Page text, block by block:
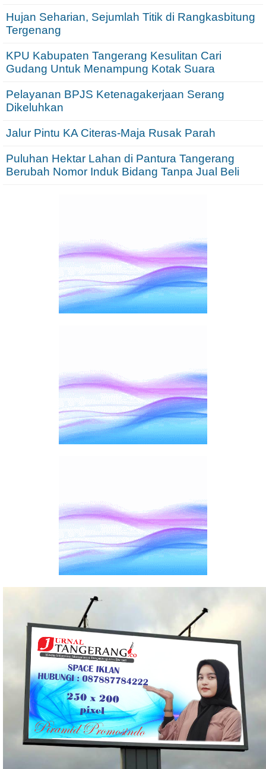
Hujan Seharian, Sejumlah Titik di Rangkasbitung
Tergenang
KPU Kabupaten Tangerang Kesulitan Cari
Gudang Untuk Menampung Kotak Suara
Pelayanan BPJS Ketenagakerjaan Serang
Dikeluhkan
Jalur Pintu KA Citeras-Maja Rusak Parah
Puluhan Hektar Lahan di Pantura Tangerang
Berubah Nomor Induk Bidang Tanpa Jual Beli